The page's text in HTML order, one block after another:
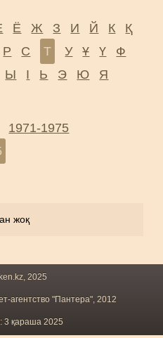
Ё Ж З И Й К
Қ
Р С Т У Ұ Ү
Ф
Ы І Ь Э Ю Я
1971-1975
жоқ
2025
агентство "Пантера", 2012
3 қараша 2025